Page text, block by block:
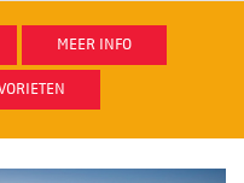
MEER INFO